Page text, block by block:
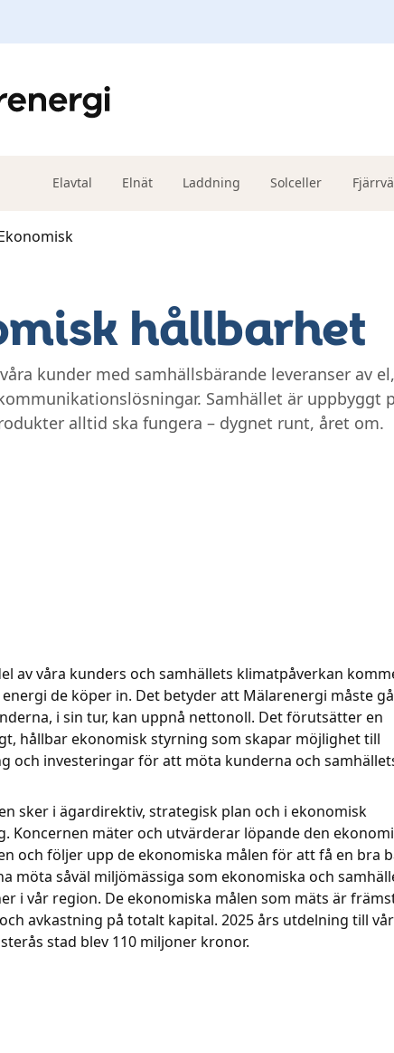
Elavtal Elnät Laddning Solceller
hållbarhet
kunder med samhällsbärande leveranser av el,
Samhället är uppbyggt
alltid ska fungera – dygnet runt, året om.
av våra kunders och samhällets klimatpåverkan
de köper in. Det betyder att Mälarenergi måste
i sin tur, kan uppnå nettonoll. Det förutsätter en
hållbar ekonomisk styrning som skapar möjlighet till
och investeringar för att möta kunderna och
sker i ägardirektiv, strategisk plan och i ekonomisk
Koncernen mäter och utvärderar löpande den
och följer upp de ekonomiska målen för att få en bra
möta såväl miljömässiga som ekonomiska och
i vår region. De ekonomiska målen som mäts är
avkastning på totalt kapital. 2025 års utdelning till
stad blev 110 miljoner kronor.